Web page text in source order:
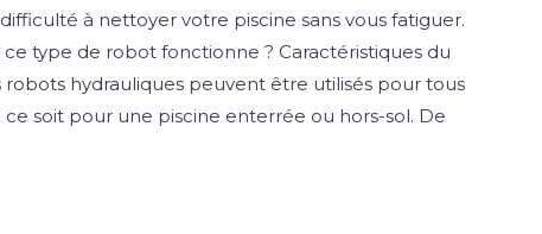
à nettoyer votre piscine sans vous fatiguer.
type de robot fonctionne ? Caractéristiques du
hydrauliques peuvent être utilisés pour tous
ce soit pour une piscine enterrée ou hors-sol. De